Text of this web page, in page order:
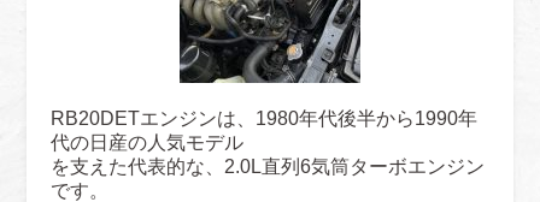
RB20DETエンジンは、1980年代後半から1990年
代の日産の人気モデル
を支えた代表的な、2.0L直列6気筒ターボエンジン
です。